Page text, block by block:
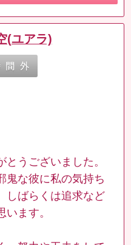
(ユアラ)
うございました。
鬼な彼に私の気持ち
しばらくは追求など
ます。